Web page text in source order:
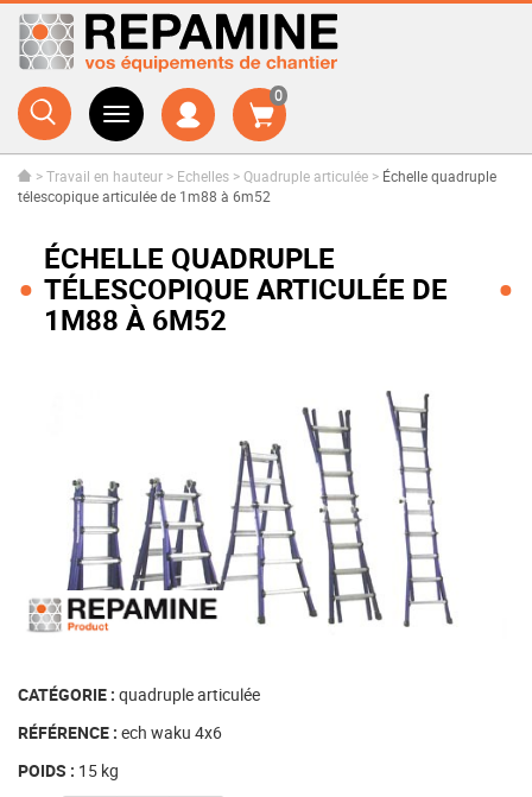
0
>Travail en hauteur > Echelles >Quadruple articulée > Échelle quadruple
télescopique articulée de 1m88 à 6m52
ÉCHELLE QUADRUPLE
TÉLESCOPIQUE ARTICULÉE DE
1M88 À 6M52
CATÉGORIE : quadruple articulée
RÉFÉRENCE : ech waku 4x6
POIDS : 15 kg